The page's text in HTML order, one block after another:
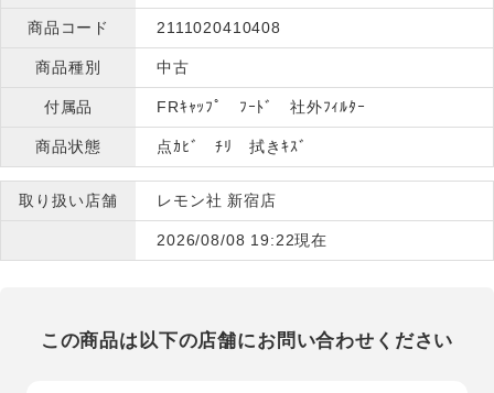
商品コード 2111020410408
商品種別 中古
付属品 FRｷｬｯﾌﾟ ﾌｰﾄﾞ 社外ﾌｨﾙﾀｰ
商品状態 点ｶﾋﾞ ﾁﾘ 拭きｷｽﾞ
取り扱い店舗 レモン社 新宿店
2026/08/08 19:22現在
この商品は以下の店舗にお問い合わせください